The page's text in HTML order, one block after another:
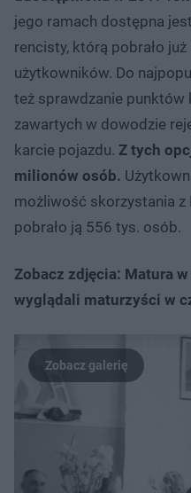
jego ramach dostępna
rencisty, którą pobrało
użytkowników. Do
też sprawdzanie punktów
zawartych w dowodzie
karcie pojazdu. Z tych
milionów osób.
możliwość skorzystania z
pobrało ją 556 tys. osób.
Zobacz zdjęcia: Matura
wyglądali maturzyści w